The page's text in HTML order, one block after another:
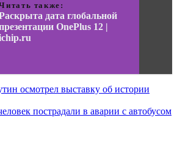
также:
дата глобальной
OnePlus 12 |
осмотрел выставку об истории
пострадали в аварии с автобусом